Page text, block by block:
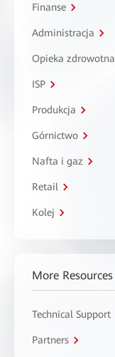
Finanse
Administracja
Opieka zdrowotna
ISP
Produkcja
Górnictwo
Nafta i gaz
Retail
Kolej
More Resources
Technical Support
Partners